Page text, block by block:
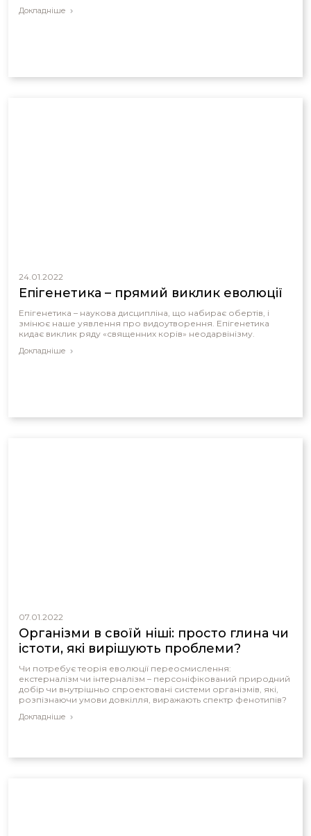
Докладніше
24.01.2022
Епігенетика – прямий виклик еволюції
Епігенетика – наукова дисципліна, що набирає обертів, і
змінює наше уявлення про видоутворення. Епігенетика
кидає виклик ряду «священних корів» неодарвінізму.
Докладніше
07.01.2022
Організми в своїй ніші: просто глина чи
істоти, які вирішують проблеми?
Чи потребує теорія еволюції переосмислення:
екстерналізм чи інтерналізм – персоніфікований природний
добір чи внутрішньо спроектовані системи організмів, які,
розпізнаючи умови довкілля, виражають спектр фенотипів?
Докладніше